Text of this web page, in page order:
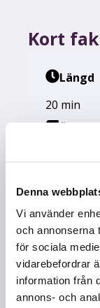
Denna
Vi använder
och annonserna
för sociala
vidarebefordrar
information från
annons- och
Kort
Längd
20 min
Syfte
Öka